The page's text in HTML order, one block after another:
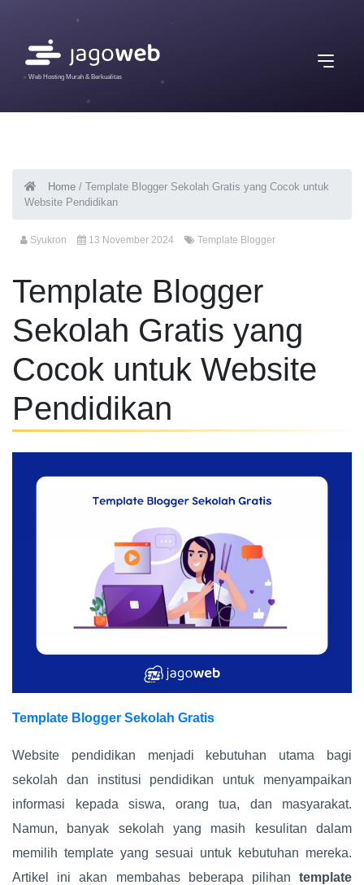
Web Hosting Murah & Berkualitas
Home / Template Blogger Sekolah Gratis yang Cocok untuk
Website Pendidikan
Syukron 13 November 2024 Template Blogger
Template Blogger
Sekolah Gratis yang
Cocok untuk Website
Pendidikan
Template Blogger Sekolah Gratis
Website pendidikan menjadi kebutuhan utama bagi
sekolah dan institusi pendidikan untuk menyampaikan
informasi kepada siswa, orang tua, dan masyarakat.
Namun, banyak sekolah yang masih kesulitan dalam
memilih template yang sesuai untuk kebutuhan mereka.
Artikel ini akan membahas beberapa pilihan template